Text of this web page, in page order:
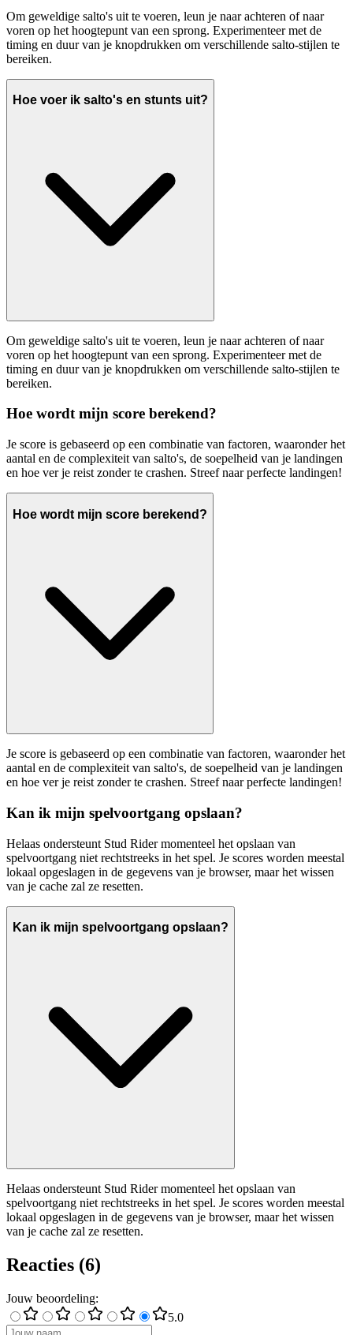
Om geweldige salto's uit te voeren, leun je naar achteren of naar
voren op het hoogtepunt van een sprong. Experimenteer met de
timing en duur van je knopdrukken om verschillende salto-stijlen te
bereiken.
Hoe voer ik salto's en stunts uit?
Om geweldige salto's uit te voeren, leun je naar achteren of naar
voren op het hoogtepunt van een sprong. Experimenteer met de
timing en duur van je knopdrukken om verschillende salto-stijlen te
bereiken.
Hoe wordt mijn score berekend?
Je score is gebaseerd op een combinatie van factoren, waaronder het
aantal en de complexiteit van salto's, de soepelheid van je landingen
en hoe ver je reist zonder te crashen. Streef naar perfecte landingen!
Hoe wordt mijn score berekend?
Je score is gebaseerd op een combinatie van factoren, waaronder het
aantal en de complexiteit van salto's, de soepelheid van je landingen
en hoe ver je reist zonder te crashen. Streef naar perfecte landingen!
Kan ik mijn spelvoortgang opslaan?
Helaas ondersteunt Stud Rider momenteel het opslaan van
spelvoortgang niet rechtstreeks in het spel. Je scores worden meestal
lokaal opgeslagen in de gegevens van je browser, maar het wissen
van je cache zal ze resetten.
Kan ik mijn spelvoortgang opslaan?
Helaas ondersteunt Stud Rider momenteel het opslaan van
spelvoortgang niet rechtstreeks in het spel. Je scores worden meestal
lokaal opgeslagen in de gegevens van je browser, maar het wissen
van je cache zal ze resetten.
Reacties (6)
Jouw beoordeling:
5.0